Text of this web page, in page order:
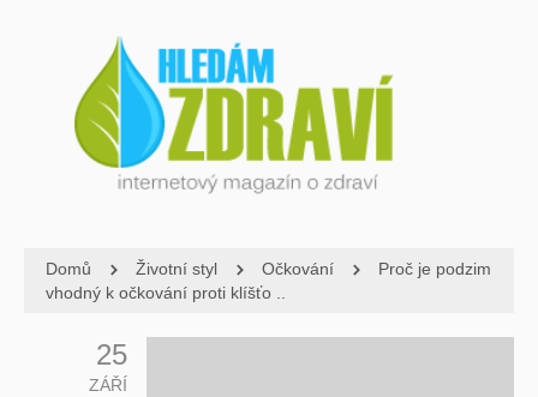
Domů Životní styl Očkování
Proč je podzim
vhodný k očkování proti klíšťo ..
25
ZÁŘÍ